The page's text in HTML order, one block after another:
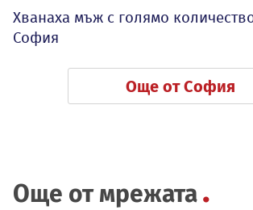
Хванаха мъж с голямо
София
Още от София
Още от мрежата